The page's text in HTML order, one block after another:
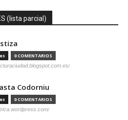
(lista parcial)
0 COMENTARIOS
Codorniu
0 COMENTARIOS